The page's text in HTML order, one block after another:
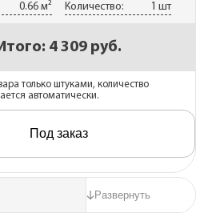
0.66 м² Количество: 1 шт
4 309 руб.
только штуками, количество
автоматически.
Под заказ